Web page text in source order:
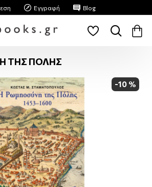
Εγγραφή Blog
ΤΗΣ ΠΟΛΗΣ
-10 %